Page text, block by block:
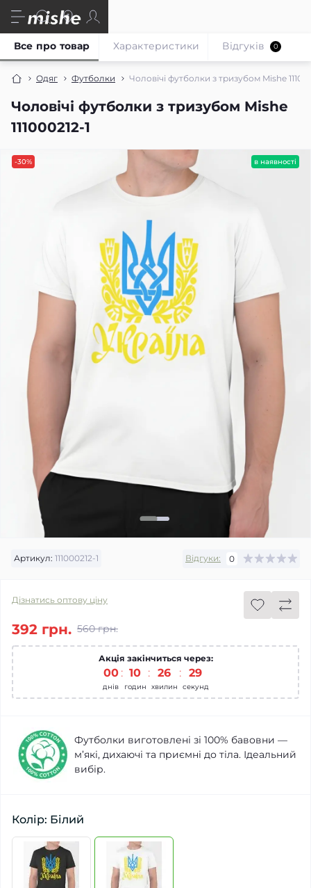
Одяг Футболки Чоловічі футболки з тризубом Mishe
Чоловічі футболки з тризубом Mishe
111000212-1
Все про товар Характеристики Відгуків 0
-30% в наявності
Артикул: 111000212-1 Відгуки: 0
Дізнатись оптову ціну
560 грн.
392 грн.
Акція закінчиться через:
00
днів
: 10
годин
: 26
хвилин
: 29
секунд
Футболки виготовлені зі 100% бавовни —
м’які, дихаючі та приємні до тіла. Ідеальний
вибір.
Колір: Білий